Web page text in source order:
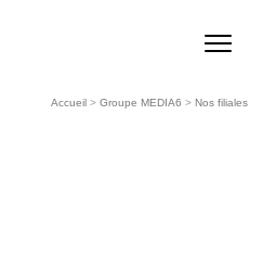
Accueil> Groupe MEDIA6 > Nos filiales